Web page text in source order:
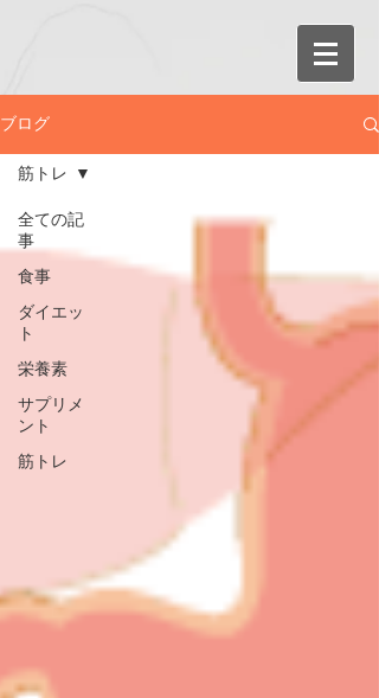
ブログ
全ての記
事
食事
ダイエッ
ト
栄養素
サプリメ
ント
筋トレ
筋トレ